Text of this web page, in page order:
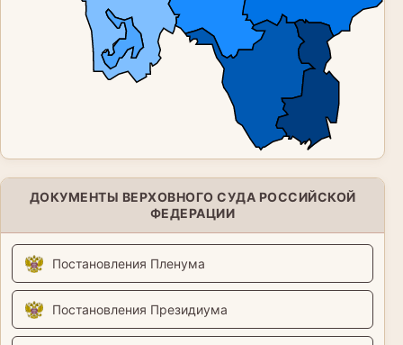
ДОКУМЕНТЫ ВЕРХОВНОГО СУДА РОССИЙСКОЙ
ФЕДЕРАЦИИ
Постановления Пленума
Постановления Президиума